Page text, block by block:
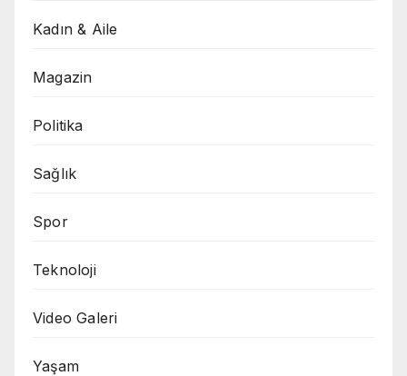
Kadın & Aile
Magazin
Politika
Sağlık
Spor
Teknoloji
Video Galeri
Yaşam